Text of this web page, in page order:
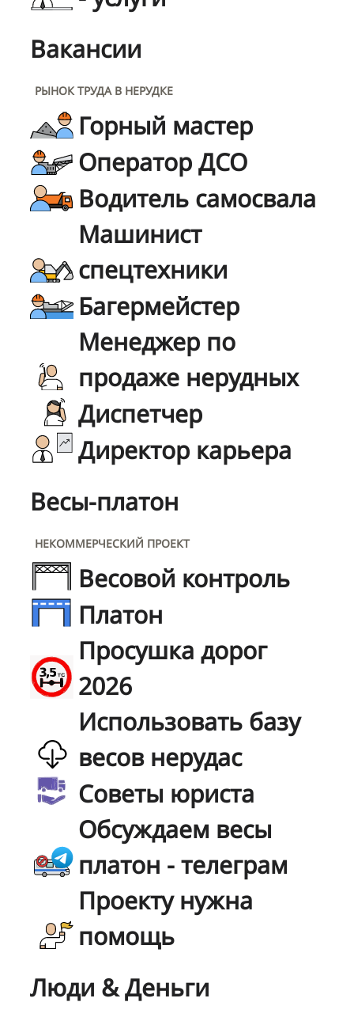
Вакансии
РЫНОК ТРУДА В НЕРУДКЕ
Горный мастер
Оператор ДСО
Водитель самосвала
Машинист
спецтехники
Багермейстер
Менеджер по
продаже нерудных
Диспетчер
Директор карьера
Весы-платон
НЕКОММЕРЧЕСКИЙ ПРОЕКТ
Весовой контроль
Платон
Просушка дорог
2026
Использовать базу
весов нерудас
Советы юриста
Обсуждаем весы
платон - телеграм
Проекту нужна
помощь
Люди & Деньги